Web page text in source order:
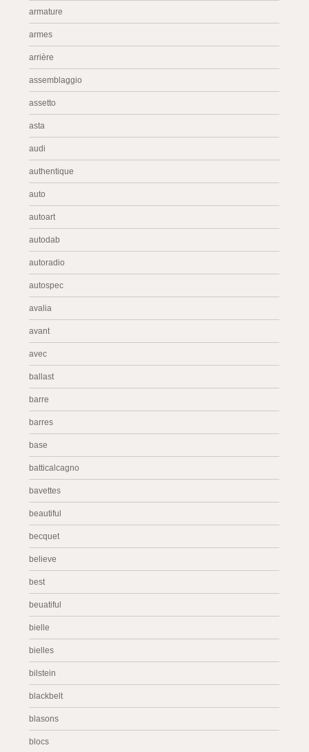
armature
armes
arrière
assemblaggio
assetto
asta
audi
authentique
auto
autoart
autodab
autoradio
autospec
avalia
avant
avec
ballast
barre
barres
base
batticalcagno
bavettes
beautiful
becquet
believe
best
beuatiful
bielle
bielles
bilstein
blackbelt
blasons
blocs